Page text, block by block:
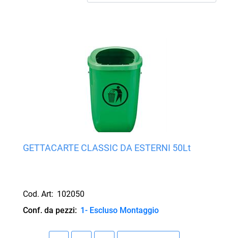
GETTACARTE CLASSIC DA ESTERNI 50Lt
Cod. Art: 102050
Conf. da pezzi: 1- Escluso Montaggio